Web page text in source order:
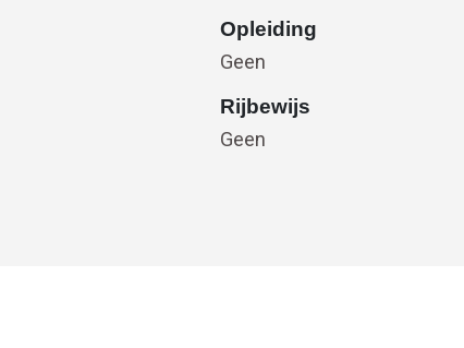
Opleiding
Geen
Rijbewijs
Geen